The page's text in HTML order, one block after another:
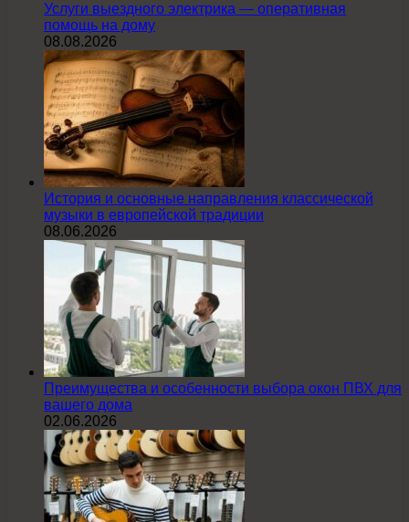
Услуги выездного электрика — оперативная
помощь на дому
08.08.2026
История и основные направления классической
музыки в европейской традиции
08.06.2026
Преимущества и особенности выбора окон ПВХ для
вашего дома
02.06.2026